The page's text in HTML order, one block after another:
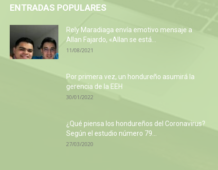
ENTRADAS POPULARES
Rely Maradiaga envía emotivo mensaje a
Allan Fajardo, «Allan se está...
11/08/2021
Por primera vez, un hondureño asumirá la
gerencia de la EEH
30/01/2022
¿Qué piensa los hondureños del Coronavirus?
Según el estudio número 79...
27/03/2020